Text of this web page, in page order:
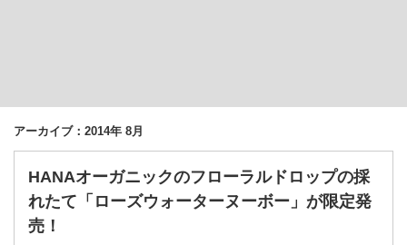
アーカイブ：2014年 8月
HANAオーガニックのフローラルドロップの採
れたて「ローズウォーターヌーボー」が限定発
売！